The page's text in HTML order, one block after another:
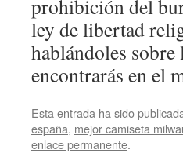
prohibición del
ley de libertad
hablándoles
encontrarás en el
Esta entrada ha sido
españa, mejor camiseta
enlace permanente.